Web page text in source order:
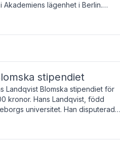
lägenhet i Berlin.
stipendiet
Landqvist Blomska stipendiet för
kronor. Hans Landqvist, född
universitet. Han disputerade